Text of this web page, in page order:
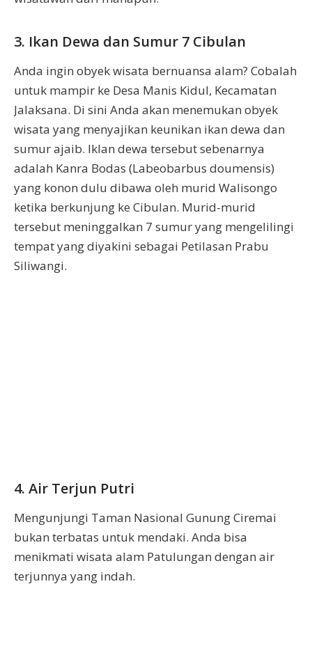
3. Ikan Dewa dan Sumur 7 Cibulan
Anda ingin obyek wisata bernuansa alam? Cobalah
untuk mampir ke Desa Manis Kidul, Kecamatan
Jalaksana. Di sini Anda akan menemukan obyek
wisata yang menyajikan keunikan ikan dewa dan
sumur ajaib. Iklan dewa tersebut sebenarnya
adalah Kanra Bodas (Labeobarbus doumensis)
yang konon dulu dibawa oleh murid Walisongo
ketika berkunjung ke Cibulan. Murid-murid
tersebut meninggalkan 7 sumur yang mengelilingi
tempat yang diyakini sebagai Petilasan Prabu
Siliwangi.
4. Air Terjun Putri
Mengunjungi Taman Nasional Gunung Ciremai
bukan terbatas untuk mendaki. Anda bisa
menikmati wisata alam Patulungan dengan air
terjunnya yang indah.